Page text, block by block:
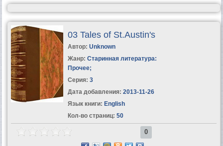
03 Tales of St.Austin's
Автор: Unknown
Жанр: Старинная литература:
Прочее;
Серия: 3
Дата добавления: 2013-11-26
Язык книги: English
Кол-во страниц: 50
0